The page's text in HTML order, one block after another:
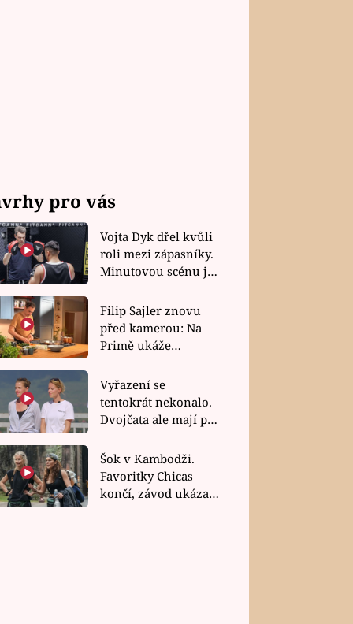
pro vás
Vojta Dyk dřel kvůli
roli mezi zápasníky.
Minutovou scénu jel
Filip Sajler znovu
před kamerou: Na
Primě ukáže
rychlé recepty
Vyřazení se
tentokrát nekonalo.
Dvojčata ale mají po
závodu nůž na krku
Šok v Kambodži.
Favoritky Chicas
končí, závod ukázal